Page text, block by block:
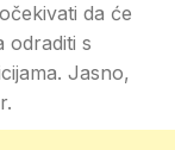
da će
odraditi s
Jasno,